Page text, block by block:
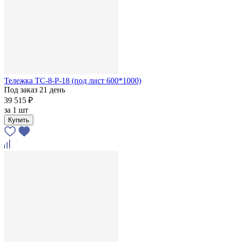
Тележка ТС-8-Р-18 (под лист 600*1000)
Под заказ 21 день
39 515 ₽
за 1 шт
Купить